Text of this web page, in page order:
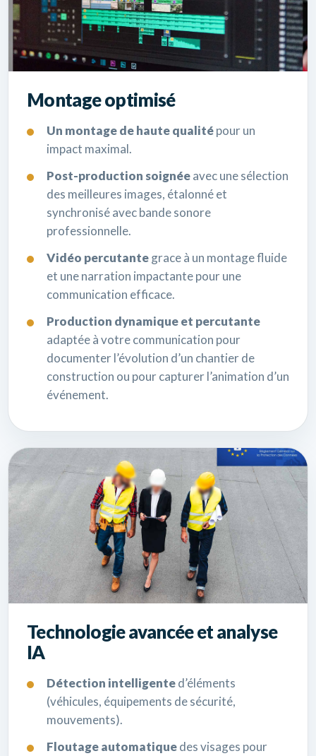
Montage optimisé
Un montage de haute qualitépour un
impact maximal.
Post-production soignéeavec une sélection
des meilleures images, étalonné et
synchronisé avec bande sonore
professionnelle.
Vidéo percutantegrace à un montage fluide
et une narration impactante pour une
communication efficace.
Production dynamique et percutante
adaptée à votre communication pour
documenter l’évolution d’un chantier de
construction ou pour capturer l’animation d’un
événement.
Technologie avancée et analyse
IA
Détection intelligented’éléments
(véhicules, équipements de sécurité,
mouvements).
Floutage automatiquedes visages pour